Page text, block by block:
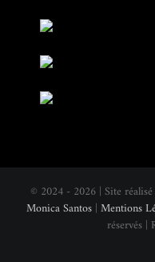
© 2024 - 2026 | Site
Monica Santos| Mentions
réservés